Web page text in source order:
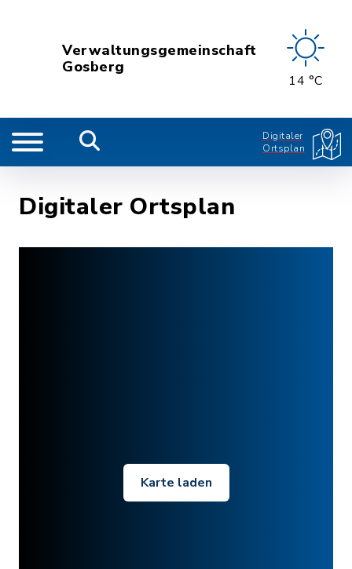
Verwaltungsgemeinschaft
Gosberg
14 °C
Digitaler
Ortsplan
Digitaler Ortsplan
Karte laden